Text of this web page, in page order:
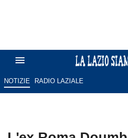
NOTIZIE RADIO LAZIALE